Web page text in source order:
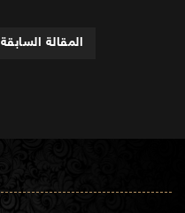
المقالة السابقة